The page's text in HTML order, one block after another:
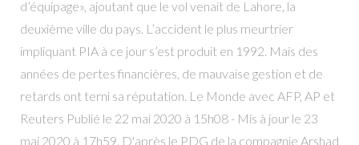
d’équipage», ajoutant que le vol venait de Lahore, la
deuxième ville du pays. L’accident le plus meurtrier
impliquant PIA à ce jour s’est produit en 1992. Mais des
années de pertes financières, de mauvaise gestion et de
retards ont terni sa réputation. Le Monde avec AFP, AP et
Reuters Publié le 22 mai 2020 à 15h08 - Mis à jour le 23
mai 2020 à 17h59. D'après le PDG de la compagnie Arshad